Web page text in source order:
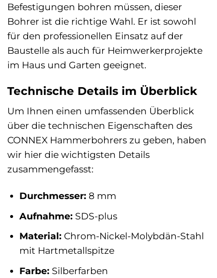
Befestigungen bohren müssen, dieser
Bohrer ist die richtige Wahl. Er ist sowohl
für den professionellen Einsatz auf der
Baustelle als auch für Heimwerkerprojekte
im Haus und Garten geeignet.
Technische Details im Überblick
Um Ihnen einen umfassenden Überblick
über die technischen Eigenschaften des
CONNEX Hammerbohrers zu geben, haben
wir hier die wichtigsten Details
zusammengefasst:
Durchmesser:8 mm
Aufnahme:SDS-plus
Material:Chrom-Nickel-Molybdän-Stahl
mit Hartmetallspitze
Farbe:Silberfarben